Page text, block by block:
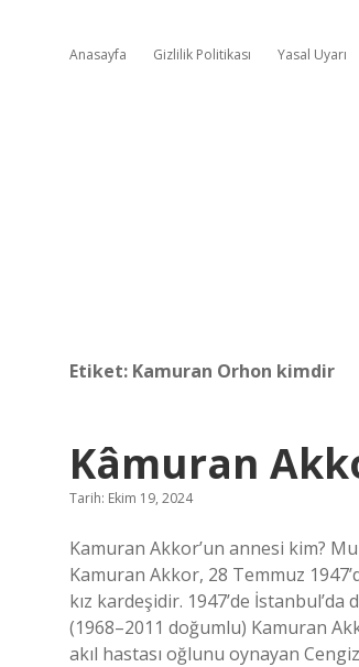
Anasayfa Gizlilik Politikası Yasal Uyarı
Etiket: Kamuran Orhon kimdir
Kâmuran
Tarih: Ekim 19, 2024
Kamuran Akkor’un annesi kim?
Kamuran Akkor, 28 Temmuz
kız kardeşidir. 1947’de
(1968–2011 doğumlu) Kamuran
akıl hastası oğlunu oynayan